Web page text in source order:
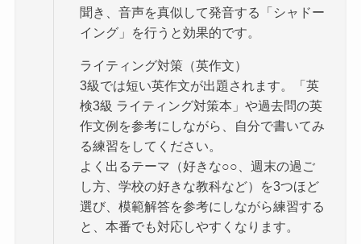
聞き、音声を真似して発音する「シャドー
イング」を行うと効果的です。
ライティング対策（英作文）
3級では短い英作文が出題されます。「英
検3級 ライティング対策本」や過去問の英
作文例を参考にしながら、自分で書いてみ
る練習をしてください。
よく出るテーマ（好きな○○、週末の過ご
し方、学校の好きな教科など）を3つほど
選び、模範解答を参考にしながら練習する
と、本番でも対応しやすくなります。